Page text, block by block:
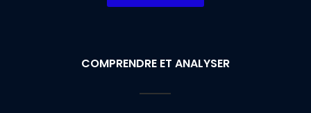
COMPRENDRE ET ANALYSER